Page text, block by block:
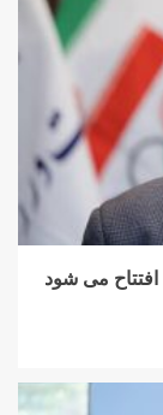
می شود